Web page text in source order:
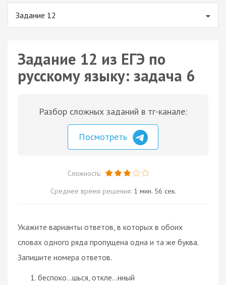
Задание 12
Задание 12 из ЕГЭ по
русскому языку: задача 6
Разбор сложных заданий в тг-канале:
Посмотреть
Сложность:
Среднее время решения: 1 мин. 56 сек.
Укажите варианты ответов, в которых в обоих
словах одного ряда пропущена одна и та же буква.
Запишите номера ответов.
беспоко…шься, откле…нный